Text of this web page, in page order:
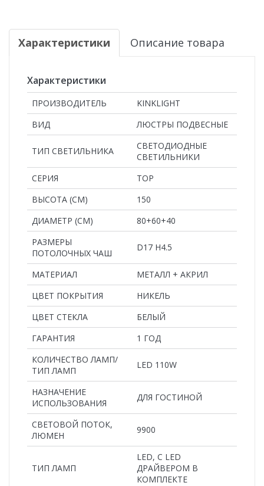
Характеристики Описание товара
Характеристики
ПРОИЗВОДИТЕЛЬ
KINKLIGHT
ВИД
ЛЮСТРЫ ПОДВЕСНЫЕ
ТИП СВЕТИЛЬНИКА
СВЕТОДИОДНЫЕ
СВЕТИЛЬНИКИ
СЕРИЯ
ТОР
ВЫСОТА (СМ)
150
ДИАМЕТР (СМ)
80+60+40
РАЗМЕРЫ
ПОТОЛОЧНЫХ ЧАШ
D17 H4.5
MАТЕРИАЛ
МЕТАЛЛ + АКРИЛ
ЦВЕТ ПОКРЫТИЯ
НИКЕЛЬ
ЦВЕТ СТЕКЛА
БЕЛЫЙ
ГАРАНТИЯ
1 ГОД
КОЛИЧЕСТВО ЛАМП/
ТИП ЛАМП
LED 110W
НАЗНАЧЕНИЕ
ИСПОЛЬЗОВАНИЯ
ДЛЯ ГОСТИНОЙ
СВЕТОВОЙ ПОТОК,
ЛЮМЕН
9900
ТИП ЛАМП
LED, С LED
ДРАЙВЕРОМ В
КОМПЛЕКТЕ